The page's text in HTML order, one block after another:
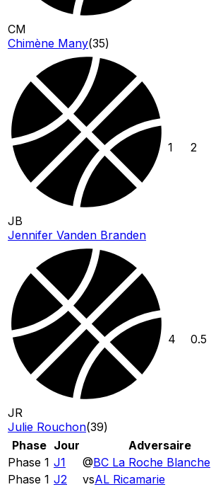
CM
Chimène Many(35)
JB
Jennifer Vanden Branden
1 2
JR
Julie Rouchon(39)
4 0.5
Phase Jour Adversaire
Phase 1 J1 @BC La Roche Blanche
Phase 1 J2 vsAL Ricamarie